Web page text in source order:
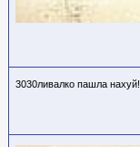
3030ливалко пашла нахуй!